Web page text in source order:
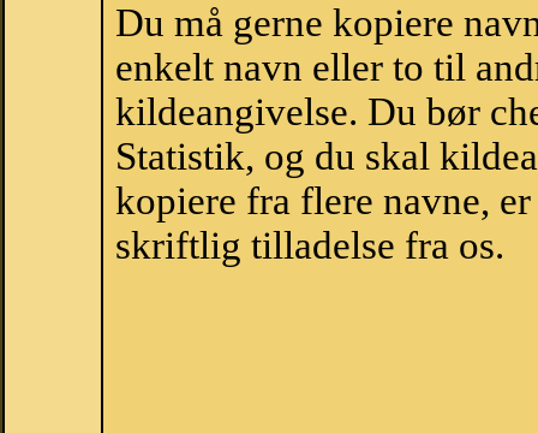
Du må gerne kopiere
enkelt navn eller to til
kildeangivelse. Du bør
Statistik, og du skal
kopiere fra flere navne,
skriftlig tilladelse fra os.